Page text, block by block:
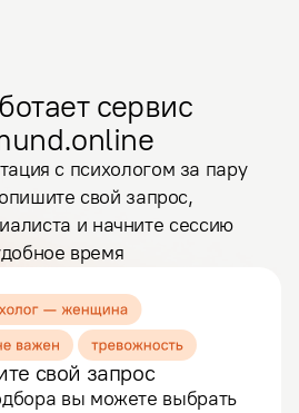
сервис
с психологом за пару
свой запрос,
и начните сессию
время
свой запрос
вы можете выбрать